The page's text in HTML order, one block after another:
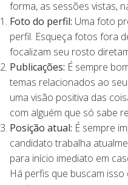
forma, as sessões vistas,
Foto do perfil: Uma foto
perfil. Esqueça fotos fora
focalizam seu rosto
Publicações: É sempre
temas relacionados ao
uma visão positiva das
com alguém que só sabe
Posição atual: É sempre
candidato trabalha
para início imediato em
Há perfis que buscam isso